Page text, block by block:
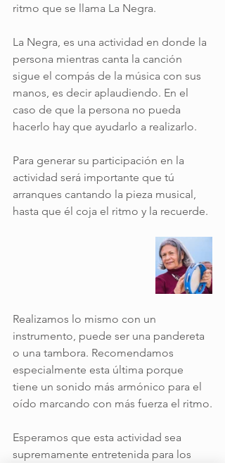
ritmo que se llama La Negra.
La Negra, es una actividad en donde la
persona mientras canta la canción
sigue el compás de la música con sus
manos, es decir aplaudiendo. En el
caso de que la persona no pueda
hacerlo hay que ayudarlo a realizarlo.
Para generar su participación en la
actividad será importante que tú
arranques cantando la pieza musical,
hasta que él coja el ritmo y la recuerde.
Realizamos lo mismo con un
instrumento, puede ser una pandereta
o una tambora. Recomendamos
especialmente esta última porque
tiene un sonido más armónico para el
oído marcando con más fuerza el ritmo.
Esperamos que esta actividad sea
supremamente entretenida para los